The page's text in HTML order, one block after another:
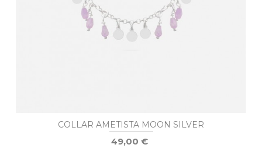
COLLAR AMETISTA MOON SILVER
49,00 €